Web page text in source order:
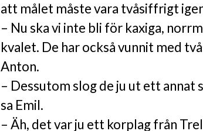
att målet måste vara tvåsiffrigt
– Nu ska vi inte bli för kaxiga,
kvalet. De har också vunnit med
Anton.
– Dessutom slog de ju ut ett annat
sa Emil.
– Äh, det var ju ett korplag från